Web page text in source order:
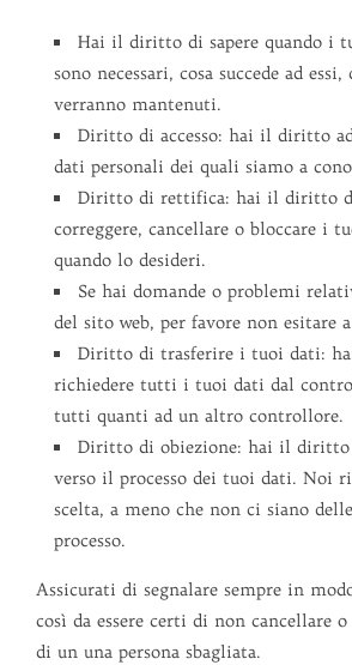
Hai il diritto di sapere quando i
sono necessari, cosa succede ad
verranno mantenuti.
Diritto di accesso: hai il diritto
dati personali dei quali siamo a
Diritto di rettifica: hai il diritto
correggere, cancellare o bloccare i
quando lo desideri.
Se hai domande o problemi
del sito web, per favore non esitare
Diritto di trasferire i tuoi dati:
richiedere tutti i tuoi dati dal
tutti quanti ad un altro controllore.
Diritto di obiezione: hai il diritto
verso il processo dei tuoi dati. Noi
scelta, a meno che non ci siano
processo.
Assicurati di segnalare sempre in
così da essere certi di non cancellare
di un una persona sbagliata.